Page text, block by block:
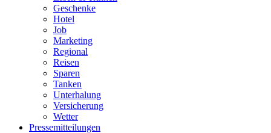
Geschenke
Hotel
Job
Marketing
Regional
Reisen
Sparen
Tanken
Unterhalung
Versicherung
Wetter
Pressemitteilungen